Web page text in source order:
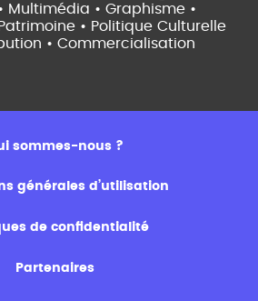
Multimédia • Graphisme •
• Politique Culturelle
• Commercialisation
sommes-nous ?
générales d’utilisation
de confidentialité
Partenaires